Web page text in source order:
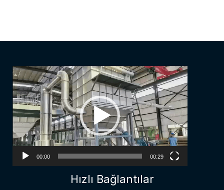
Video
Player
00:00 00:29
Hızlı Bağlantılar